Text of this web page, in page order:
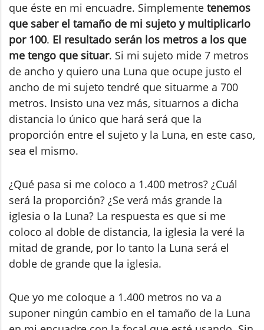
que éste en mi encuadre. Simplemente tenemos
que saber el tamaño de mi sujeto y multiplicarlo
por 100. El resultado serán los metros a los que
me tengo que situar. Si mi sujeto mide 7 metros
de ancho y quiero una Luna que ocupe justo el
ancho de mi sujeto tendré que situarme a 700
metros. Insisto una vez más, situarnos a dicha
distancia lo único que hará será que la
proporción entre el sujeto y la Luna, en este caso,
sea el mismo.
¿Qué pasa si me coloco a 1.400 metros? ¿Cuál
será la proporción? ¿Se verá más grande la
iglesia o la Luna? La respuesta es que si me
coloco al doble de distancia, la iglesia la veré la
mitad de grande, por lo tanto la Luna será el
doble de grande que la iglesia.
Que yo me coloque a 1.400 metros no va a
suponer ningún cambio en el tamaño de la Luna